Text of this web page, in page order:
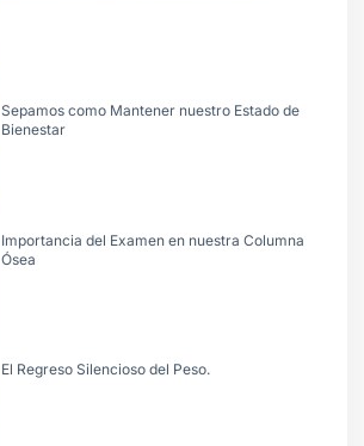
Sepamos como Mantener nuestro Estado de
Bienestar
Importancia del Examen en nuestra Columna
Ósea
El Regreso Silencioso del Peso.